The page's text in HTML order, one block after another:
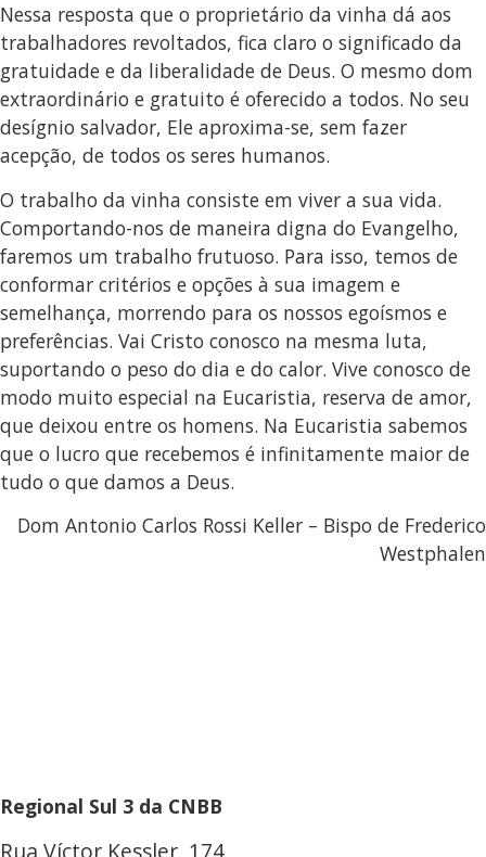
Nessa resposta que o proprietário da vinha dá aos
trabalhadores revoltados, fica claro o significado da
gratuidade e da liberalidade de Deus. O mesmo dom
extraordinário e gratuito é oferecido a todos. No seu
desígnio salvador, Ele aproxima-se, sem fazer
acepção, de todos os seres humanos.
O trabalho da vinha consiste em viver a sua vida.
Comportando-nos de maneira digna do Evangelho,
faremos um trabalho frutuoso. Para isso, temos de
conformar critérios e opções à sua imagem e
semelhança, morrendo para os nossos egoísmos e
preferências. Vai Cristo conosco na mesma luta,
suportando o peso do dia e do calor. Vive conosco de
modo muito especial na Eucaristia, reserva de amor,
que deixou entre os homens. Na Eucaristia sabemos
que o lucro que recebemos é infinitamente maior de
tudo o que damos a Deus.
Dom Antonio Carlos Rossi Keller – Bispo de Frederico
Westphalen
Regional Sul 3 da CNBB